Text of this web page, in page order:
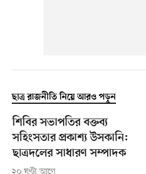
ছাত্র রাজনীতি নিয়ে আরও পড়ুন
শিবির সভাপতির বক্তব্য
সহিংসতার প্রকাশ্য উসকানি:
ছাত্রদলের সাধারণ সম্পাদক